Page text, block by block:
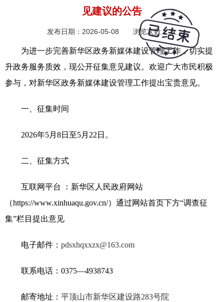
见建议的公告
发布日期：2026-05-08 浏览次数： 次
为进一步完善新华区政务新媒体建设管理工作，切实提
升政务服务质效，现公开征集意见建议。欢迎广大市民积极
参与，对新华区政务新媒体建设管理工作提出宝贵意见。
一、征集时间
2026年5月8日至5月22日。
二、征集方式
互联网平台 ：新华区人民政府网站
（https://www.xinhuaqu.gov.cn/）通过网站首页下方“调查征
集”栏目提出意见
电子邮件 ： pdsxhqxxzx@163.com
联系电话：0375—4938743
邮寄地址 ： 平顶山市新华区建设路283号院